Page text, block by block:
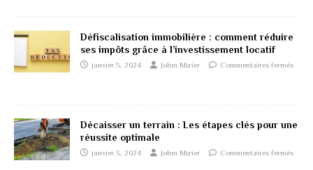
Défiscalisation immobilière : comment réduire
ses impôts grâce à l’investissement locatif
janvier 5, 2024 Johm Mizier Commentaires fermés
Décaisser un terrain : Les étapes clés pour une
réussite optimale
janvier 3, 2024 Johm Mizier Commentaires fermés